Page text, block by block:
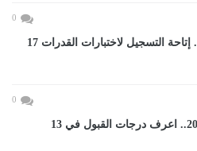
0
تنسيق الجامعات 2026.. إتاحة التسجيل لاختبارات القدرات 17
0
تنسيق الثانوى العام 2027.. اعرف درجات القبول في 13